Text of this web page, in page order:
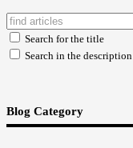
Search for the title
Search in the description
Blog Category